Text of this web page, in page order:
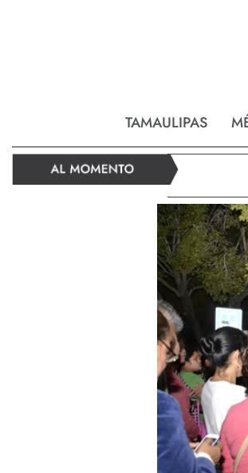
TAMAULIPAS